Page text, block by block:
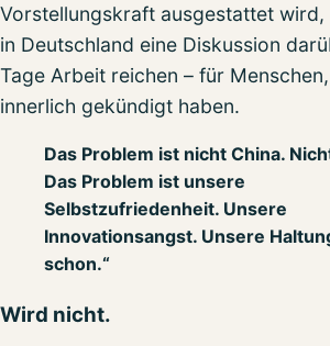
Vorstellungskraft ausgestattet wird,
in Deutschland eine Diskussion
Tage Arbeit reichen – für
innerlich gekündigt haben.
Das Problem ist nicht China.
Das Problem ist unsere
Selbstzufriedenheit. Unsere
Innovationsangst. Unsere
schon.“
Wird nicht.